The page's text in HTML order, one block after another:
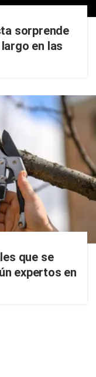
sorprende
en las
que se
expertos en